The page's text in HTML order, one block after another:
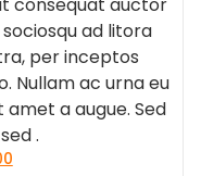
consequat auctor
ad litora
per inceptos
Nullam ac urna eu
a augue. Sed
.
Le